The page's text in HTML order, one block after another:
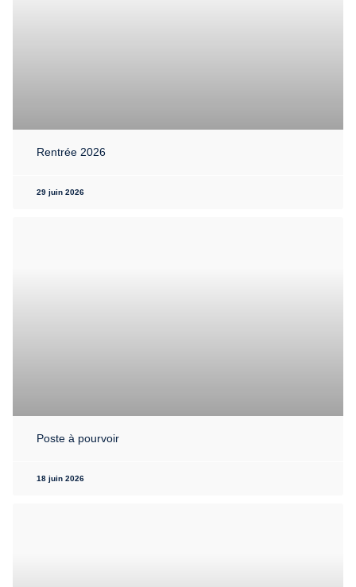
Rentrée 2026
29 juin 2026
Poste à pourvoir
18 juin 2026